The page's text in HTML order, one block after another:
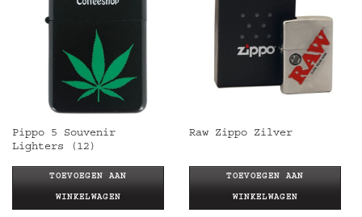
Pippo 5 Souvenir
Lighters (12)
TOEVOEGEN AAN
WINKELWAGEN
Raw Zippo Zilver
TOEVOEGEN AAN
WINKELWAGEN